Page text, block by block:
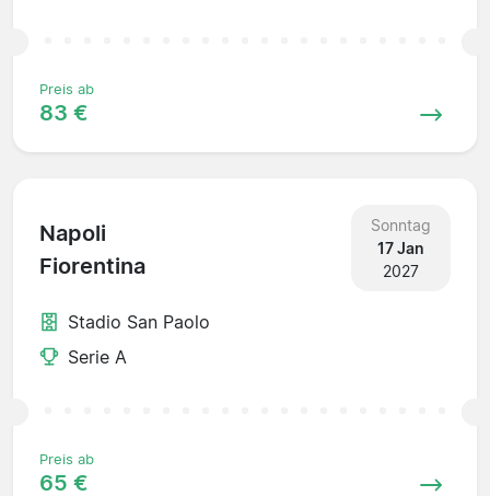
Preis ab
83 €
Napoli
Fiorentina
Sonntag
17 Jan
2027
Stadio San Paolo
Serie A
Preis ab
65 €